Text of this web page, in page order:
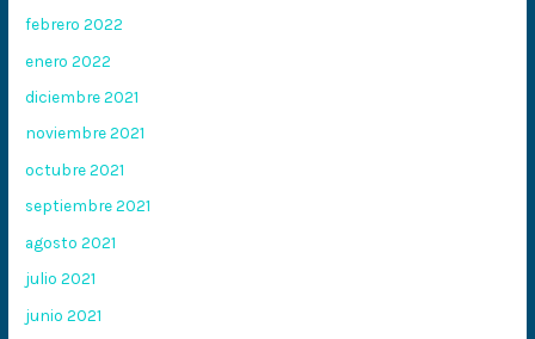
febrero 2022
enero 2022
diciembre 2021
noviembre 2021
octubre 2021
septiembre 2021
agosto 2021
julio 2021
junio 2021